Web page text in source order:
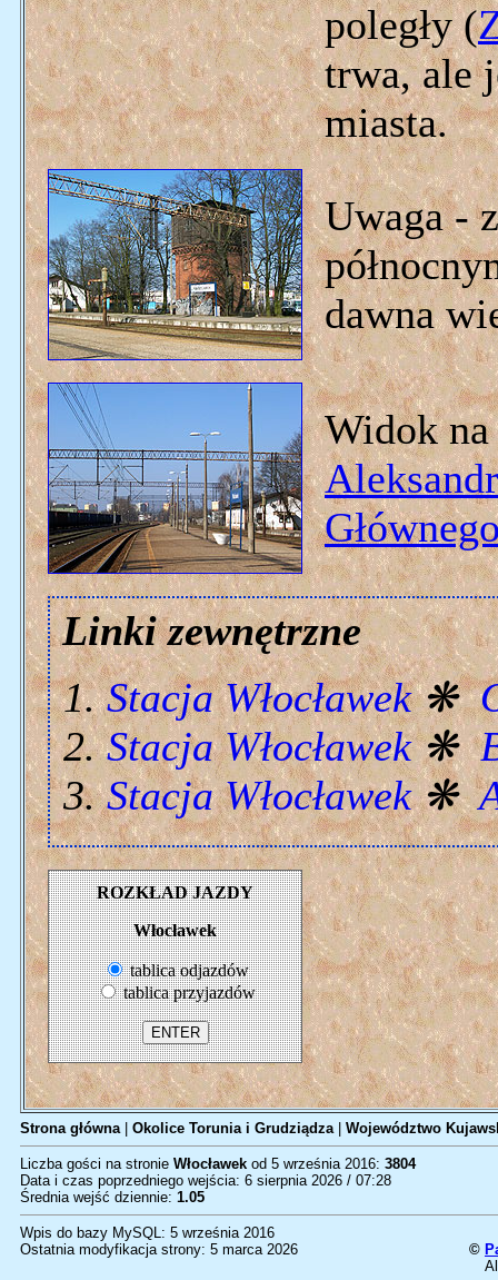
poległy (
trwa, ale
miasta.
Uwaga -
dawna
Widok
Linki zewnętrzne
Stacja Włocławek❋
Stacja Włocławek❋
Stacja Włocławek❋
ROZKŁAD JAZDY
Włocławek
tablica odjazdów
tablica przyjazdów
Strona główna| Okolice Torunia i Grudziądza| Województwo
Liczba gości na stronie Włocławek od 5 września 2016: 3804
Data i czas poprzedniego wejścia: 6 sierpnia 2026 / 07:28
Średnia wejść dziennie: 1.05
Wpis do bazy MySQL: 5 września 2016
Ostatnia modyfikacja strony: 5 marca 2026
©